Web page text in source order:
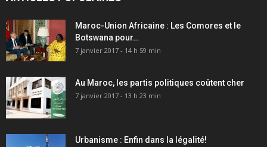
Maroc-Union Africaine : Les Comores et le
Botswana pour…
7 janvier 2017 - 14 h 59 min
Au Maroc, les partis politiques coûtent cher
7 janvier 2017 - 13 h 23 min
Urbanisme : Enfin dans la légalité!